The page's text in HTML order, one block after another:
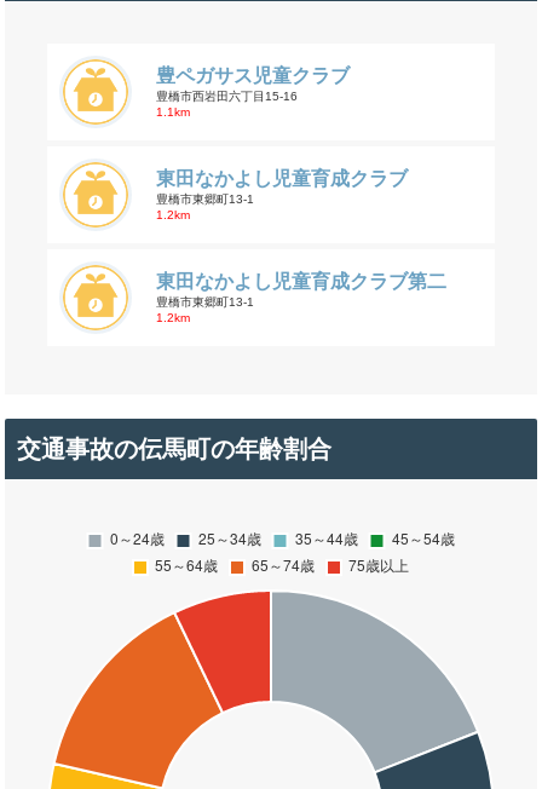
豊ペガサス児童クラブ
豊橋市西岩田六丁目15-16
1.1km
東田なかよし児童育成クラブ
豊橋市東郷町13-1
1.2km
東田なかよし児童育成クラブ第二
豊橋市東郷町13-1
1.2km
交通事故の伝馬町の年齢割合